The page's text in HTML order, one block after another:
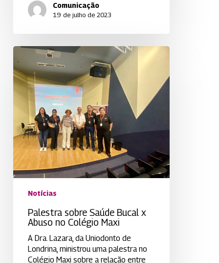
Comunicação
19 de julho de 2023
Palestra
sobre
Saúde
Bucal
x
Colégio
Maxi
Notícias
Palestra sobre Saúde Bucal x
Abuso no Colégio Maxi
A Dra. Lazara, da Uniodonto de
Londrina, ministrou uma palestra no
Colégio Maxi sobre a relação entre